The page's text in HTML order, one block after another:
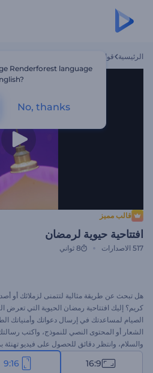
الرئيسية قوالب
قالب مميز
افتتاحية حيوية لرمضان
517 الاصدارات 8 ثواني
هل تبحث عن طريقة مثالية لتتمنى لزملائك أو
كريم؟ إليك افتتاحية رمضان الحيوية التي تعرض
الصيام لمساعدتك في إرسال دعواتك وأمنياتك
الشعار أو المحتوى النصي للنموذج، واكتب
والسلام، وانتظر دقائق للحصول على فيديو تهنئة
ومظهرًا فريدًا، سيدخل نموذج الفيديو
تلك المناسبة الخاصة. استخدمها للتهنئة أو في
16:9
9:16
Renderforest language
No, thanks